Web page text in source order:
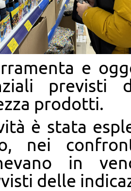
e
previsti
prodotti.
è stata
nei
in
delle